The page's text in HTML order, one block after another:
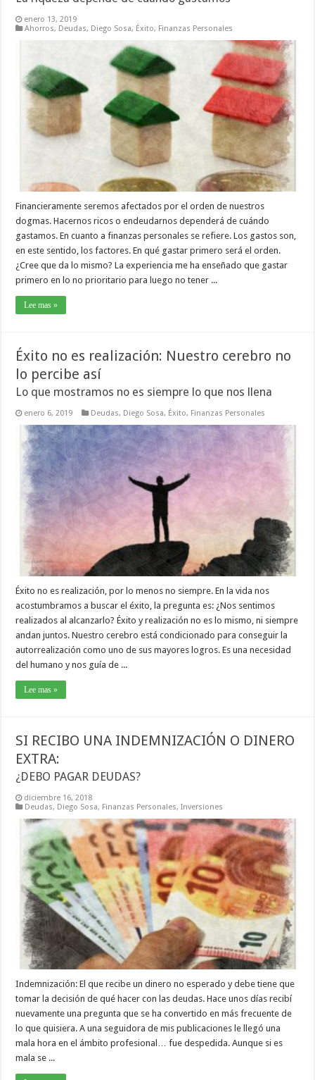
enero 13, 2019
Ahorros, Deudas, Diego Sosa, Éxito, Finanzas Personales
Financieramente seremos afectados por el orden de nuestros
dogmas. Hacernos ricos o endeudarnos dependerá de cuándo
gastamos. En cuanto a finanzas personales se refiere. Los gastos son,
en este sentido, los factores. En qué gastar primero será el orden.
¿Cree que da lo mismo? La experiencia me ha enseñado que gastar
primero en lo no prioritario para luego no tener ...
Lee mas »
Éxito no es realización: Nuestro cerebro no
lo percibe así
Lo que mostramos no es siempre lo que nos llena
enero 6, 2019 Deudas, Diego Sosa, Éxito, Finanzas Personales
Éxito no es realización, por lo menos no siempre. En la vida nos
acostumbramos a buscar el éxito, la pregunta es: ¿Nos sentimos
realizados al alcanzarlo? Éxito y realización no es lo mismo, ni siempre
andan juntos. Nuestro cerebro está condicionado para conseguir la
autorrealización como uno de sus mayores logros. Es una necesidad
del humano y nos guía de ...
Lee mas »
SI RECIBO UNA INDEMNIZACIÓN O DINERO
EXTRA:
¿DEBO PAGAR DEUDAS?
diciembre 16, 2018
Deudas, Diego Sosa, Finanzas Personales,Inversiones
Indemnización: El que recibe un dinero no esperado y debe tiene que
tomar la decisión de qué hacer con las deudas. Hace unos días recibí
nuevamente una pregunta que se ha convertido en más frecuente de
lo que quisiera. A una seguidora de mis publicaciones le llegó una
mala hora en el ámbito profesional… fue despedida. Aunque si es
mala se ...